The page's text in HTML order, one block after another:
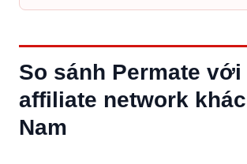
So sánh Permate với
affiliate network
Nam